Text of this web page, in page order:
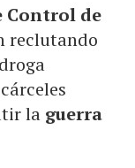
Control de
reclutando
la guerra